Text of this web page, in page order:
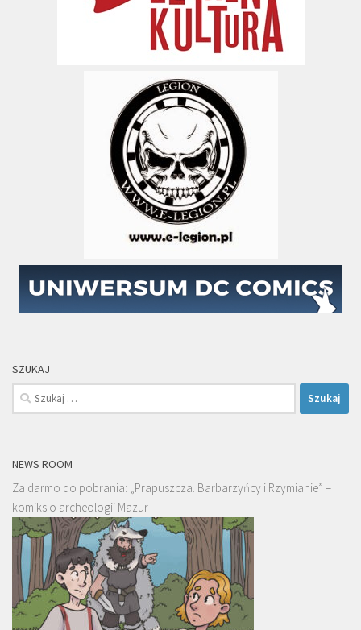
SZUKAJ
Szukaj:
NEWS ROOM
Za darmo do pobrania: „Prapuszcza. Barbarzyńcy i Rzymianie” –
komiks o archeologii Mazur